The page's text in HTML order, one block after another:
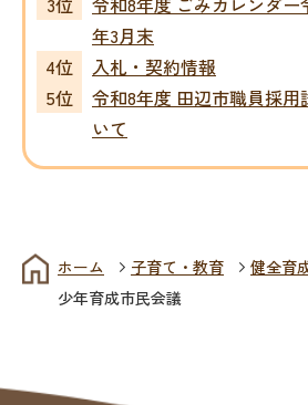
年3月末
入札・契約情報
令和8年度 田辺市職員採
いて
ホーム 子育て・教育 健全育
少年育成市民会議